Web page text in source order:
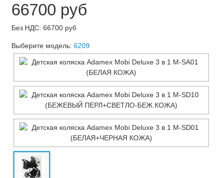
66700 руб
Без НДС: 66700 руб
Выберите модель: 6209